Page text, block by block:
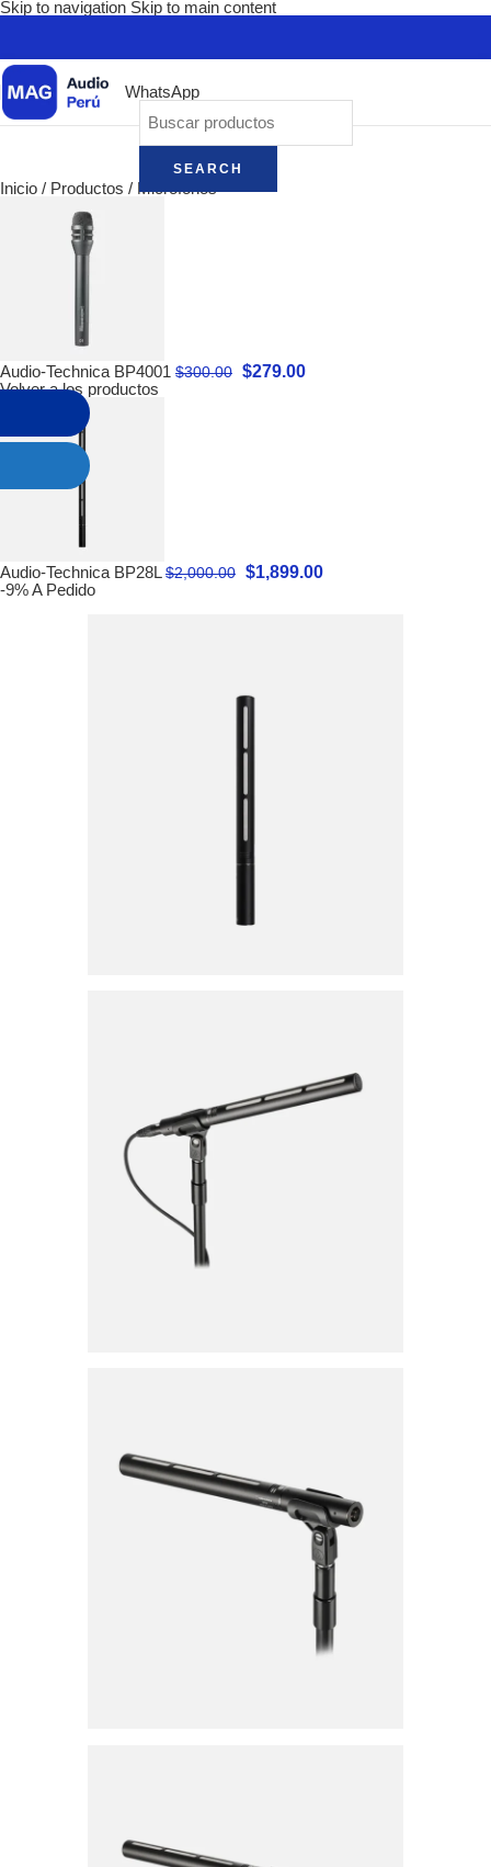
Skip to navigation Skip to main content
WhatsApp
SEARCH
Inicio / Productos / Micrófonos
Audio-Technica BP4001 $300.00 $279.00
Volver a los productos
Audio-Technica BP28L$2,000.00 $1,899.00
-9%A Pedido